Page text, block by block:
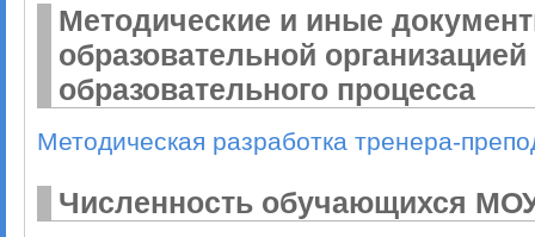
Методические и иные
образовательной
образовательного процесса
Методическая разработка тренера-
Численность обучающихся